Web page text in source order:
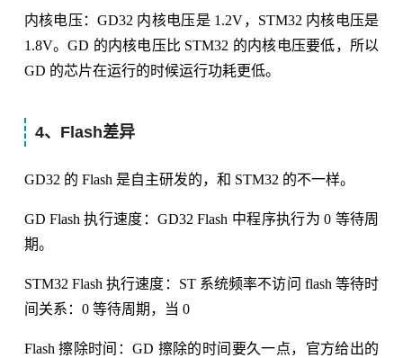
内核电压：GD32 内核电压是 1.2V，STM32 内核电压是
1.8V。GD 的内核电压比 STM32 的内核电压要低，所以
GD 的芯片在运行的时候运行功耗更低。
4、Flash差异
GD32 的 Flash 是自主研发的，和 STM32 的不一样。
GD Flash 执行速度：GD32 Flash 中程序执行为 0 等待周
期。
STM32 Flash 执行速度：ST 系统频率不访问 flash 等待时
间关系：0 等待周期，当 0
Flash 擦除时间：GD 擦除的时间要久一点，官方给出的